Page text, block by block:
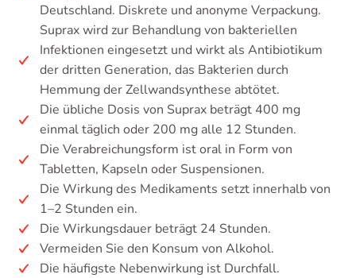
Deutschland. Diskrete und anonyme Verpackung.
Suprax wird zur Behandlung von bakteriellen
Infektionen eingesetzt und wirkt als Antibiotikum
der dritten Generation, das Bakterien durch
Hemmung der Zellwandsynthese abtötet.
Die übliche Dosis von Suprax beträgt 400 mg
einmal täglich oder 200 mg alle 12 Stunden.
Die Verabreichungsform ist oral in Form von
Tabletten, Kapseln oder Suspensionen.
Die Wirkung des Medikaments setzt innerhalb von
1–2 Stunden ein.
Die Wirkungsdauer beträgt 24 Stunden.
Vermeiden Sie den Konsum von Alkohol.
Die häufigste Nebenwirkung ist Durchfall.